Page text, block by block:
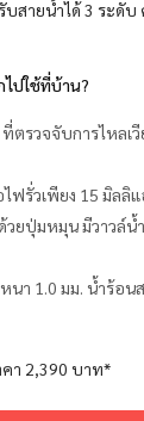
บสายน้ำได้ 3 ระดั
ไปใช้ที่บ้าน?
ที่ตรวจจับการไหล
ฟรั่วเพียง 15 มิลลิ
ยปุ่มหมุน มีวาวล์น้
า 1.0 มม. น้ำร้อน
คา 2,390 บาท*